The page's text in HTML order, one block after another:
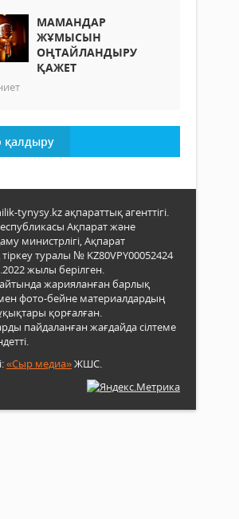
МАМАНДАР
ЖҰМЫСЫН
ОҢТАЙЛАНДЫРУ
ҚАЖЕТ
қалдыру
tynysy.kz ақпараттық агенттігі.
Ақпарат және
министрлігі, Ақпарат
тіркеу туралы № KZ80VPY00052424
жылы берілген.
жарияланған барлық
фото-бейне материалдардың
қорғалған.
пайдаланған жағдайда сілтеме
«Сыр медиа»ЖШС.